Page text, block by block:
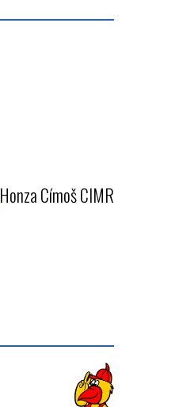
Honza Címoš CIMR